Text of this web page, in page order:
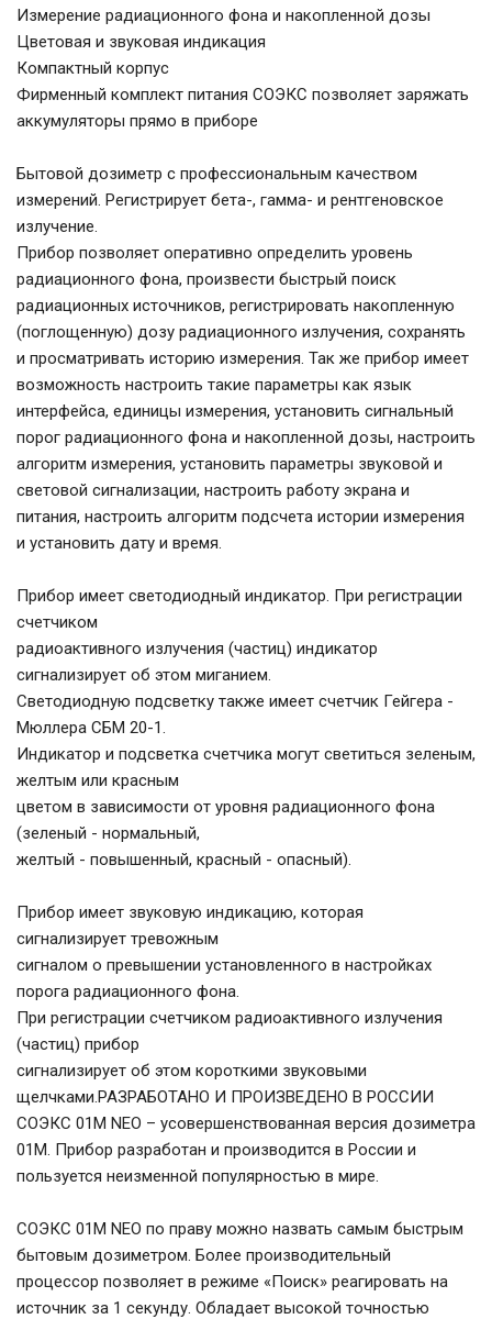
Измерение радиационного фона и накопленной дозы
Цветовая и звуковая индикация
Компактный корпус
Фирменный комплект питания СОЭКС позволяет заряжать
аккумуляторы прямо в приборе
Бытовой дозиметр с профессиональным качеством
измерений. Регистрирует бета-, гамма- и рентгеновское
излучение.
Прибор позволяет оперативно определить уровень
радиационного фона, произвести быстрый поиск
радиационных источников, регистрировать накопленную
(поглощенную) дозу радиационного излучения, сохранять
и просматривать историю измерения. Так же прибор имеет
возможность настроить такие параметры как язык
интерфейса, единицы измерения, установить сигнальный
порог радиационного фона и накопленной дозы, настроить
алгоритм измерения, установить параметры звуковой и
световой сигнализации, настроить работу экрана и
питания, настроить алгоритм подсчета истории измерения
и установить дату и время.
Прибор имеет светодиодный индикатор. При регистрации
счетчиком
радиоактивного излучения (частиц) индикатор
сигнализирует об этом миганием.
Светодиодную подсветку также имеет счетчик Гейгера -
Мюллера СБМ 20-1.
Индикатор и подсветка счетчика могут светиться зеленым,
желтым или красным
цветом в зависимости от уровня радиационного фона
(зеленый - нормальный,
желтый - повышенный, красный - опасный).
Прибор имеет звуковую индикацию, которая
сигнализирует тревожным
сигналом о превышении установленного в настройках
порога радиационного фона.
При регистрации счетчиком радиоактивного излучения
(частиц) прибор
сигнализирует об этом короткими звуковыми
щелчками.РАЗРАБОТАНО И ПРОИЗВЕДЕНО В РОССИИ
СОЭКС 01М NEO – усовершенствованная версия дозиметра
01М. Прибор разработан и производится в России и
пользуется неизменной популярностью в мире.
СОЭКС 01М NEO по праву можно назвать самым быстрым
бытовым дозиметром. Более производительный
процессор позволяет в режиме «Поиск» реагировать на
источник за 1 секунду. Обладает высокой точностью